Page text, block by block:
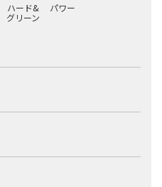
ハード&
グリーン
パワー